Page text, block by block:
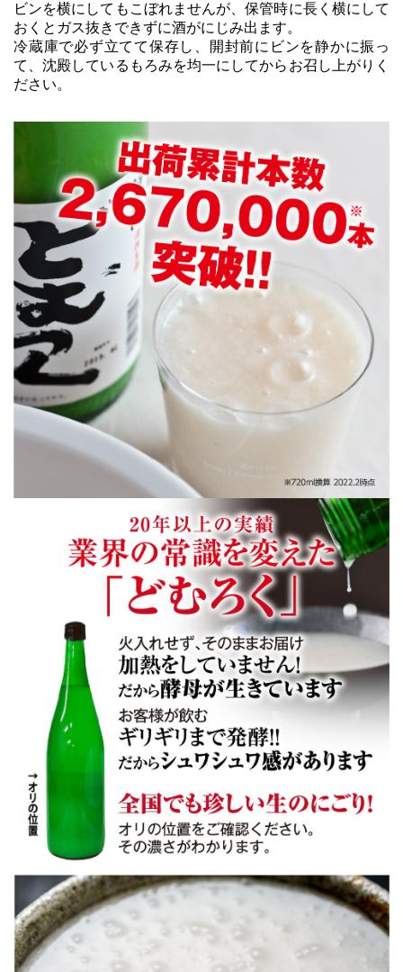
ビンを横にしてもこぼれませんが、保管時に長く横にして
おくとガス抜きできずに酒がにじみ出ます。
冷蔵庫で必ず立てて保存し、開封前にビンを静かに振っ
て、沈殿しているもろみを均一にしてからお召し上がりく
ださい。